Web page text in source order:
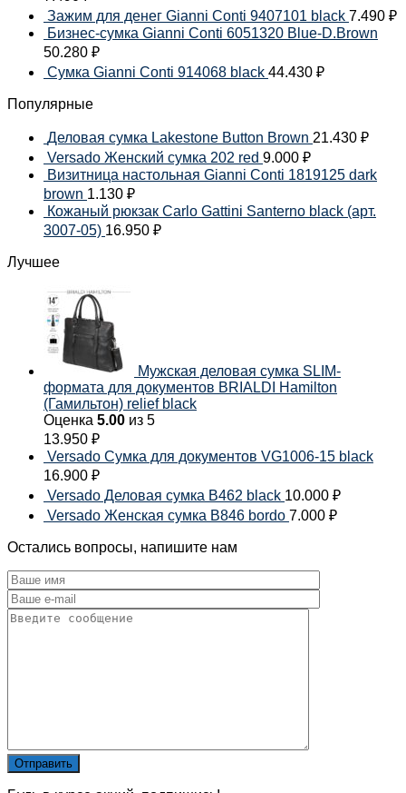
Зажим для денег Gianni Conti 9407101 black 7.490 ₽
Бизнес-сумка Gianni Conti 6051320 Blue-D.Brown
50.280 ₽
Сумка Gianni Conti 914068 black 44.430 ₽
Популярные
Деловая сумка Lakestone Button Brown 21.430 ₽
Versado Женский сумка 202 red 9.000 ₽
Визитница настольная Gianni Conti 1819125 dark
brown 1.130 ₽
Кожаный рюкзак Carlo Gattini Santerno black (арт.
3007-05) 16.950 ₽
Лучшее
Мужская деловая сумка SLIM-
формата для документов BRIALDI Hamilton
(Гамильтон) relief black
Оценка 5.00 из 5
13.950 ₽
Versado Сумка для документов VG1006-15 black
16.900 ₽
Versado Деловая сумка B462 black 10.000 ₽
Versado Женская сумка B846 bordo 7.000 ₽
Остались вопросы, напишите нам